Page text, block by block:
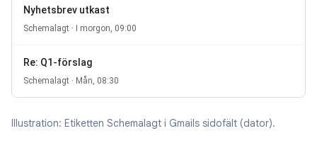
Nyhetsbrev utkast
Schemalagt · I morgon, 09:00
Re: Q1-förslag
Schemalagt · Mån, 08:30
Illustration: Etiketten Schemalagt i Gmails sidofält (dator).